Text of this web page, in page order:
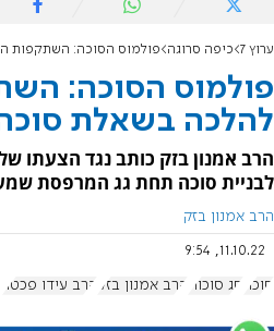
ערוץ 7 כיפה סרוגה פולמוס הסוכה: השתקפות היחס
פולמוס הסוכה:
להלכה בשאלת
הרב אמנון בזק כותב נגד הצעתו
לבניית סוכה תחת גג המרפסת
הרב אמנון בזק
11.10.22, 9:54
סוכה חג סוכות הרב אמנון בזק הרב עידו פכטר